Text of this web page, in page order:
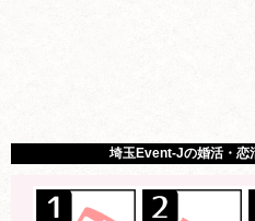
埼玉Event-Jの婚活・恋